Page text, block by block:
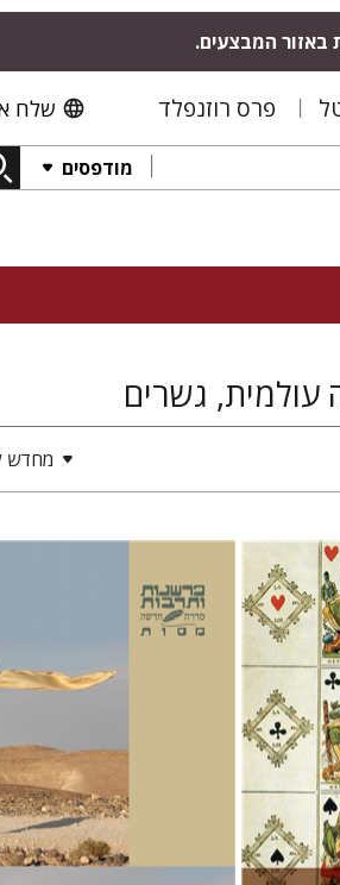
באזור המבצעים.
פרס רוזנפלד שלח
מודפסים
עולמית, גשרים
מחדש